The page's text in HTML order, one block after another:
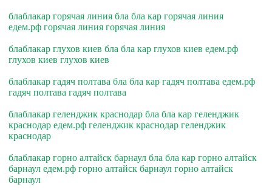
блаблакар горячая линия бла бла кар горячая линия
едем.рф горячая линия горячая линия
блаблакар глухов киев бла бла кар глухов киев едем.рф
глухов киев глухов киев
блаблакар гадяч полтава бла бла кар гадяч полтава едем.рф
гадяч полтава гадяч полтава
блаблакар геленджик краснодар бла бла кар геленджик
краснодар едем.рф геленджик краснодар геленджик
краснодар
блаблакар горно алтайск барнаул бла бла кар горно алтайск
барнаул едем.рф горно алтайск барнаул горно алтайск
барнаул